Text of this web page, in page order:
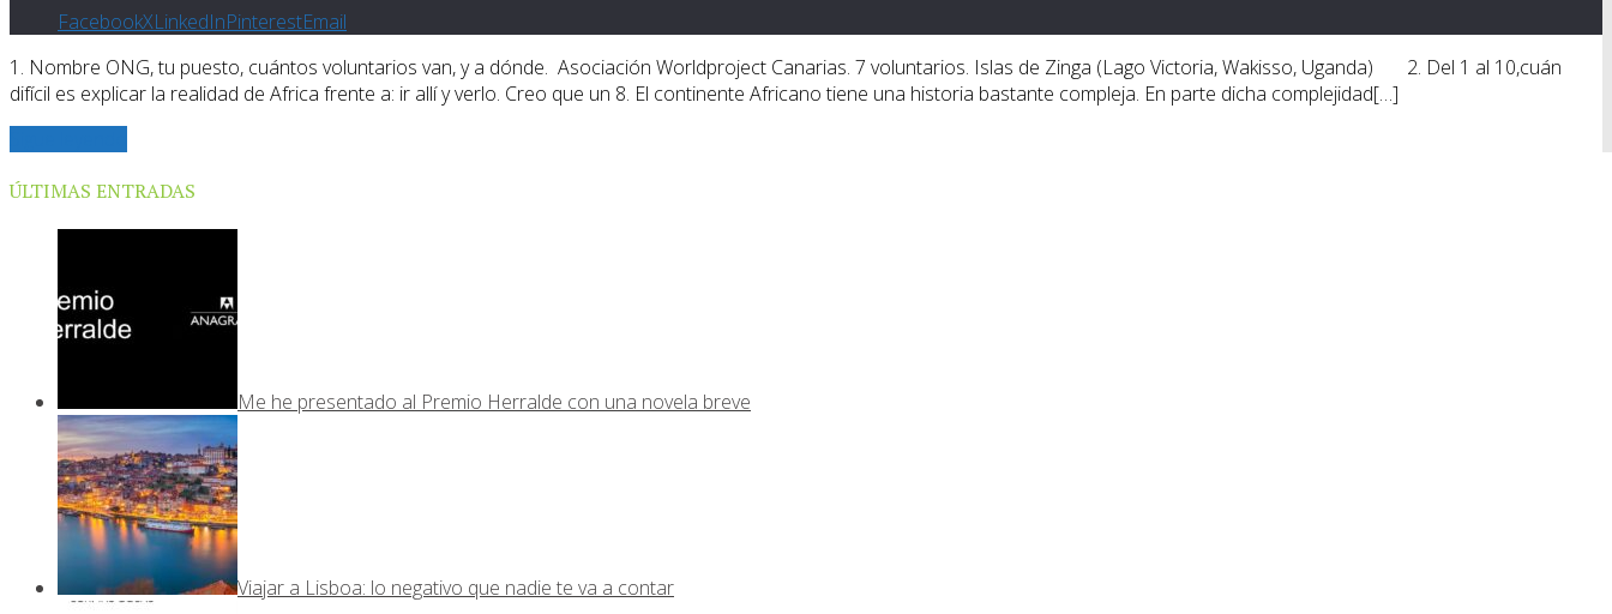
FacebookXLinkedInPinterestEmail
1. Nombre ONG, tu puesto, cuántos voluntarios van, y a dónde. Asociación Worldproject Canarias. 7 voluntarios. Islas de Zinga (Lago Victoria, Wakisso, Uganda) 2. Del 1 al 10,cuán
difícil es explicar la realidad de Africa frente a: ir allí y verlo. Creo que un 8. El continente Africano tiene una historia bastante compleja. En parte dicha complejidad[…]
ÚLTIMAS ENTRADAS
Me he presentado al Premio Herralde con una novela breve
Viajar a Lisboa: lo negativo que nadie te va a contar